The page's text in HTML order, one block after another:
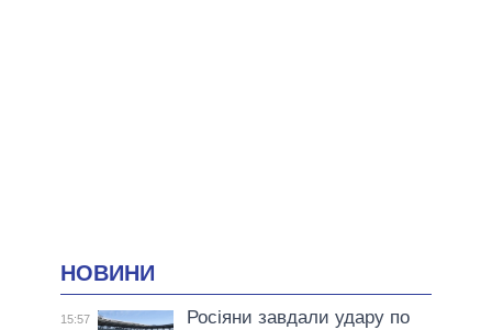
НОВИНИ
15:57
Росіяни завдали удару по